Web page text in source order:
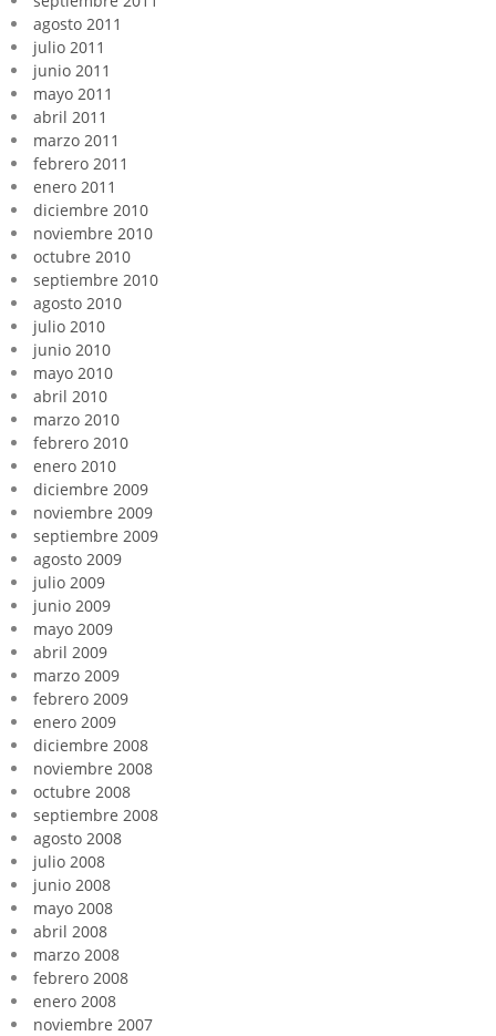
agosto 2011
julio 2011
junio 2011
mayo 2011
abril 2011
marzo 2011
febrero 2011
enero 2011
diciembre 2010
noviembre 2010
octubre 2010
septiembre 2010
agosto 2010
julio 2010
junio 2010
mayo 2010
abril 2010
marzo 2010
febrero 2010
enero 2010
diciembre 2009
noviembre 2009
septiembre 2009
agosto 2009
julio 2009
junio 2009
mayo 2009
abril 2009
marzo 2009
febrero 2009
enero 2009
diciembre 2008
noviembre 2008
octubre 2008
septiembre 2008
agosto 2008
julio 2008
junio 2008
mayo 2008
abril 2008
marzo 2008
febrero 2008
enero 2008
noviembre 2007